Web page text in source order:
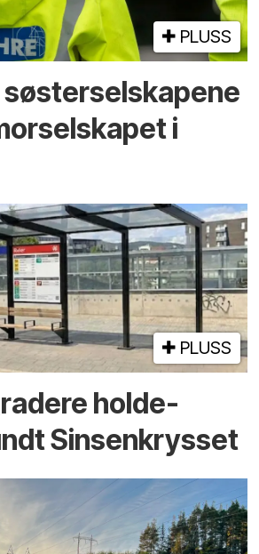
PLUSS
i
PLUSS
holde­
Sinsenkrysset